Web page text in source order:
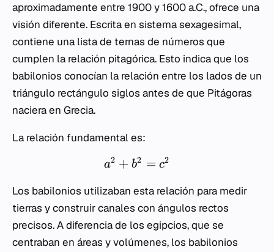
aproximadamente entre 1900 y 1600 a.C., ofrece una
visión diferente. Escrita en sistema sexagesimal,
contiene una lista de ternas de números que
cumplen la relación pitagórica. Esto indica que los
babilonios conocían la relación entre los lados de un
triángulo rectángulo siglos antes de que Pitágoras
naciera en Grecia.
La relación fundamental es:
a2 + b2 = c2
Los babilonios utilizaban esta relación para medir
tierras y construir canales con ángulos rectos
precisos. A diferencia de los egipcios, que se
centraban en áreas y volúmenes, los babilonios